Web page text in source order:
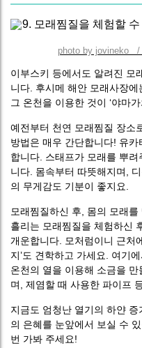
photo by jovineko /
이부스키 등에서도 알려진 모
니다. 후시메 해안 모래사장에
그 온천을 이용한 것이 ‘야마
예전부터 천연 모래찜질 장소
방법은 매우 간단합니다! 유
합니다. 스태프가 모래를 뿌
니다. 몸속부터 따뜻해지며,
의 무게감도 기분이 좋지요.
모래찜질하신 후, 몸의 모래
흘리는 모래찜질을 체험하신
개운합니다. 모처럼이니 근처
지’도 견학하고 가세요. 여기
온천의 열을 이용해 소금을
며, 제염할 때 사용한 파이프
지금도 엄청난 열기의 하얀
의 은혜를 눈앞에서 보실 수
번 가봐 주세요!